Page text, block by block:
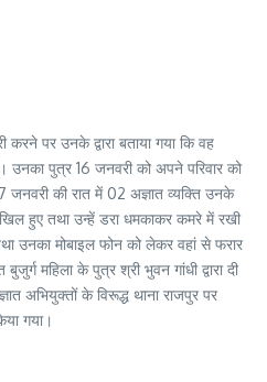
करने पर उनके द्वारा बताया गया कि वह
पुत्र 16 जनवरी को अपने परिवार को
जनवरी की रात में 02 अज्ञात व्यक्ति उनके
हुए तथा उन्हें डरा धमकाकर कमरे में रखी
उनका मोबाइल फोन को लेकर वहां से फरार
महिला के पुत्र श्री भुवन गांधी द्वारा दी
अभियुक्तों के विरूद्ध थाना राजपुर पर
गया।